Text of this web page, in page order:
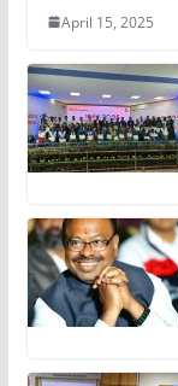
April 15, 2025